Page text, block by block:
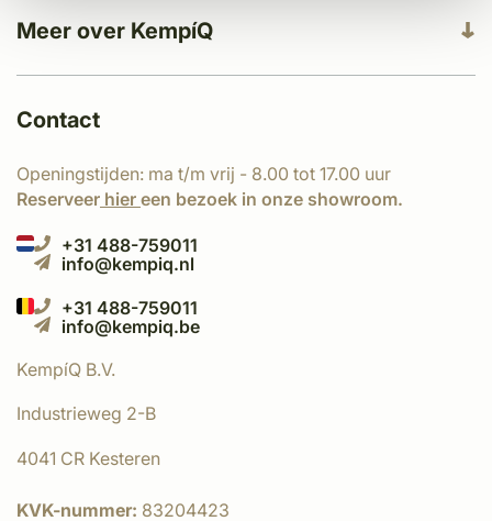
Meer over KempíQ
Contact
Openingstijden: ma t/m vrij - 8.00 tot 17.00 uur
Reserveer hier een bezoek in onze showroom.
+31 488-759011
info@kempiq.nl
+31 488-759011
info@kempiq.be
KempíQ B.V.
Industrieweg 2-B
4041 CR Kesteren
KVK-nummer: 83204423